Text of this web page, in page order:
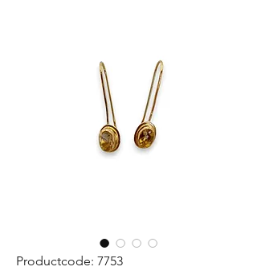
Productcode: 7753